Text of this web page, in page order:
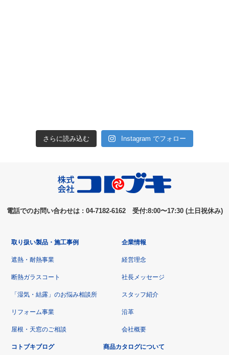
さらに読み込む Instagram でフォロー
電話でのお問い合わせは : 04-7182-6162 受付:8:00〜17:30 (土日祝休み)
取り扱い製品・施工事例
遮熱・耐熱事業
断熱ガラスコート
「湿気・結露」のお悩み相談所
リフォーム事業
屋根・天窓のご相談
企業情報
経営理念
社長メッセージ
スタッフ紹介
沿革
会社概要
コトブキブログ 商品カタログについて